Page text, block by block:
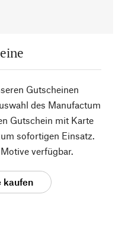
Gutscheinen
des Manufactum
Gutschein mit Karte
sofortigen Einsatz.
verfügbar.
kaufen